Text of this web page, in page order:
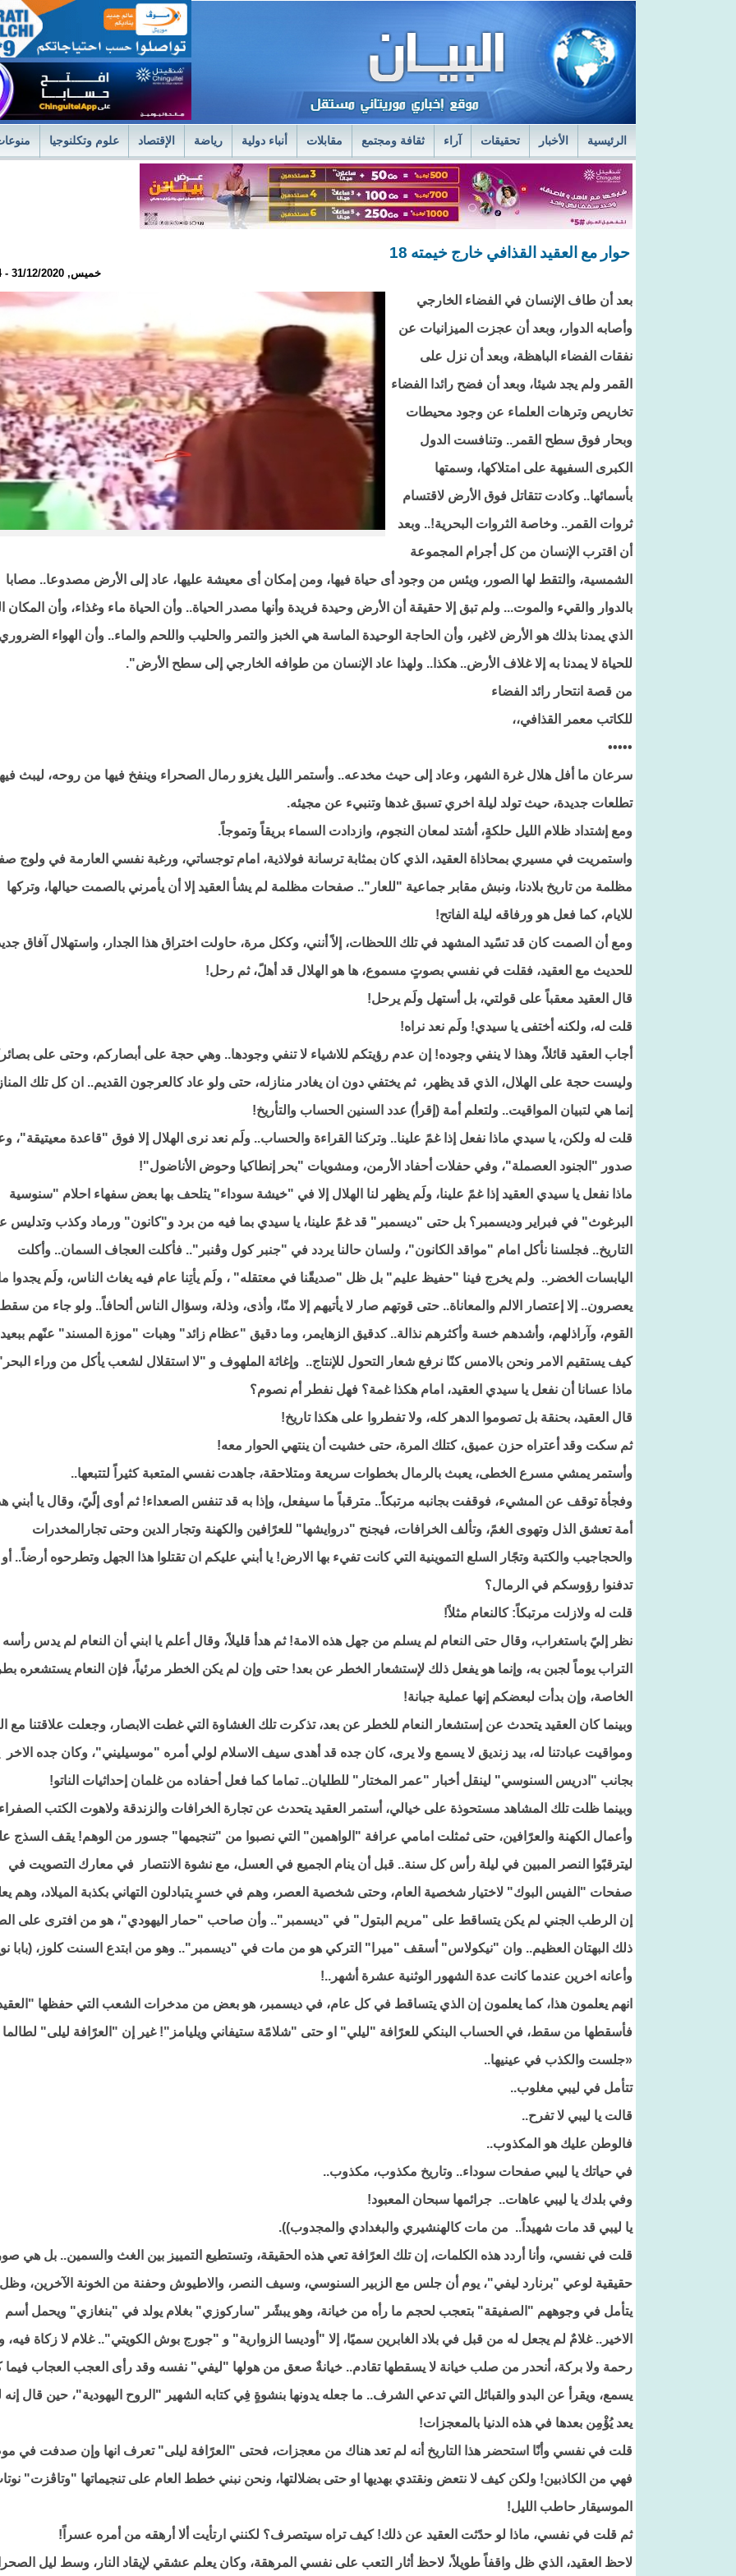
الرئيسية الأخبار تحقيقات آراء ثقافة ومجتمع مقابلات أنباء دولية رياضة الإقتصاد علوم وتكلنوجيا
السفير الروسي في نواكشوط يزور مركز الصحراء المستشفى العسكري بنواكشوط يعلن استئناف علاج حصى الكلى بتقنية الليزر
قائد أركان الجيوش يعاين الخدمات الطبية في المستشفى العسكري وزير الصحةً يترأس اجتماعا استثنائيا للديوان الموسع لتسليم
حوار مع العقيد القذافي خارج خيمته 18
خميس, 31/12/2020 - 22:34
بعد أن طاف الإنسان في الفضاء الخارجي
وأصابه الدوار، وبعد أن عجزت الميزانيات عن
نفقات الفضاء الباهظة، وبعد أن نزل على
القمر ولم يجد شيئا، وبعد أن فضح رائدا الفضاء
تخاريص وترهات العلماء عن وجود محيطات
وبحار فوق سطح القمر.. وتنافست الدول
الكبرى السفيهة على امتلاكها، وسمتها
بأسمائها.. وكادت تتقاتل فوق الأرض لاقتسام
ثروات القمر.. وخاصة الثروات البحرية!.. وبعد
أن اقترب الإنسان من كل أجرام المجموعة
الشمسية، والتقط لها الصور، ويئس من وجود أى حياة فيها، ومن إمكان أى معيشة عليها، عاد إلى الأرض مصدوعا.. مصابا
بالدوار والقيء والموت... ولم تبق إلا حقيقة أن الأرض وحيدة فريدة وأنها مصدر الحياة.. وأن الحياة ماء وغذاء، وأن المكان
الذي يمدنا بذلك هو الأرض لاغير، وأن الحاجة الوحيدة الماسة هي الخبز والتمر والحليب واللحم والماء.. وأن الهواء الضروري
للحياة لا يمدنا به إلا غلاف الأرض.. هكذا.. ولهذا عاد الإنسان من طوافه الخارجي إلى سطح الأرض".
من قصة انتحار رائد الفضاء
للكاتب معمر القذافي،،
•••••
سرعان ما أفل هلال غرة الشهر، وعاد إلى حيث مخدعه.. وأستمر الليل يغزو رمال الصحراء وينفخ فيها من روحه، ليبث
تطلعات جديدة، حيث تولد ليلة اخري تسبق غدها وتنبيء عن مجيئه.
ومع إشتداد ظلام الليل حلكةٍ، أشتد لمعان النجوم، وازدادت السماء بريقاً وتموجاً.
واستمريت في مسيري بمحاذاة العقيد، الذي كان بمثابة ترسانة فولاذية، امام توجساتي، ورغبة نفسي العارمة في ولوج
مظلمة من تاريخ بلادنا، ونبش مقابر جماعية "للعار".. صفحات مظلمة لم يشأ العقيد إلا أن يأمرني بالصمت حيالها، وتركها
للايام، كما فعل هو ورفاقه ليلة الفاتح!
ومع أن الصمت كان قد تسًيد المشهد في تلك اللحظات، إلاً أنني، وككل مرة، حاولت اختراق هذا الجدار، واستهلال آفاق
للحديث مع العقيد، فقلت في نفسي بصوتٍ مسموع، ها هو الهلال قد أهلً، ثم رحل!
قال العقيد معقباً على قولتي، بل أستهل ولَم يرحل!
قلت له، ولكنه أختفى يا سيدي! ولَم نعد نراه!
أجاب العقيد قائلاً، وهذا لا ينفي وجوده! إن عدم رؤيتكم للاشياء لا تنفي وجودها.. وهي حجة على أبصاركم، وحتى على
وليست حجة على الهلال، الذي قد يظهر، ثم يختفي دون ان يغادر منازله، حتى ولو عاد كالعرجون القديم.. ان كل تلك
إنما هي لتبيان المواقيت.. ولتعلم أمة (إقرأ) عدد السنين الحساب والتأريخ!
قلت له ولكن، يا سيدي ماذا نفعل إذا غمً علينا.. وتركنا القراءة والحساب.. ولَم نعد نرى الهلال إلا فوق "قاعدة معيتيقة"،
صدور "الجنود العصملة"، وفي حفلات أحفاد الأرمن، ومشويات "بحر إنطاكيا وحوض الأناضول"!
ماذا نفعل يا سيدي العقيد إذا غمً علينا، ولَم يظهر لنا الهلال إلا في "خيشة سوداء" يتلحف بها بعض سفهاء احلام "سنوسية
البرغوث" في فبراير وديسمبر؟ بل حتى "ديسمبر" قد غمً علينا، يا سيدي بما فيه من برد و"كانون" ورماد وكذب وتدليس
التاريخ.. فجلسنا نأكل امام "مواقد الكانون"، ولسان حالنا يردد في "جنبر كول وڤنبر".. فأكلت العجاف السمان.. وأكلت
اليابسات الخضر.. ولم يخرج فينا "حفيظ عليم" بل ظل "صديقًنا في معتقله" ، ولَم يأتِنا عام فيه يغاث الناس، ولَم يجدوا
يعصرون.. إلا إعتصار الالم والمعاناة.. حتى قوتهم صار لا يأتيهم إلا منًا، وأذى، وذلة، وسؤال الناس ألحافاً.. ولو جاء من
القوم، وآراذلهم، وأشدهم خسة وأكثرهم نذالة.. كدقيق الزهايمر، وما دقيق "عظام زائد" وهبات "موزة المسند" عنًهم
كيف يستقيم الامر ونحن بالامس كنًا نرفع شعار التحول للإنتاج.. وإغاثة الملهوف و "لا استقلال لشعب يأكل من وراء
ماذا عسانا أن نفعل يا سيدي العقيد، امام هكذا غمة؟ فهل نفطر أم نصوم؟
قال العقيد، بحنقة بل تصوموا الدهر كله، ولا تفطروا على هكذا تاريخ!
ثم سكت وقد أعتراه حزن عميق، كتلك المرة، حتى خشيت أن ينتهي الحوار معه!
وأستمر يمشي مسرع الخطى، يعبث بالرمال بخطوات سريعة ومتلاحقة، جاهدت نفسي المتعبة كثيراً لتتبعها..
وفجأة توقف عن المشيء، فوقفت بجانبه مرتبكاً.. مترقباً ما سيفعل، وإذا به قد تنفس الصعداء! ثم أوى إلًيً، وقال يا أبني
أمة تعشق الذل وتهوى الغمً، وتألف الخرافات، فيجنح "دروايشها" للعرًافين والكهنة وتجار الدين وحتى تجارالمخدرات
والحجاجيب والكتبة وتجًار السلع التموينية التي كانت تفيء بها الارض! يا أبني عليكم ان تقتلوا هذا الجهل وتطرحوه أرضاً.. أو
تدفنوا رؤوسكم في الرمال؟
قلت له ولازلت مرتبكاً: كالنعام مثلاً!
نظر إليً باستغراب، وقال حتى النعام لم يسلم من جهل هذه الامة! ثم هدأ قليلاً، وقال أعلم يا ابني أن النعام لم يدس
التراب يوماً لجبن به، وإنما هو يفعل ذلك لإستشعار الخطر عن بعد! حتى وإن لم يكن الخطر مرئياً، فإن النعام يستشعره
الخاصة، وإن بدأت لبعضكم إنها عملية جبانة!
وبينما كان العقيد يتحدث عن إستشعار النعام للخطر عن بعد، تذكرت تلك الغشاوة التي غطت الابصار، وجعلت علاقتنا مع
ومواقيت عبادتنا له، بيد زنديق لا يسمع ولا يرى، كان جده قد أهدى سيف الاسلام لولي أمره "موسيليني"، وكان جده
بجانب "ادريس السنوسي" لينقل أخبار "عمر المختار" للطليان.. تماما كما فعل أحفاده من غلمان إحداثيات الناتو!
وبينما ظلت تلك المشاهد مستحوذة على خيالي، أستمر العقيد يتحدث عن تجارة الخرافات والزندقة ولاهوت الكتب
وأعمال الكهنة والعرًافين، حتى ثمثلت امامي عرافة "الواهمين" التي نصبوا من "تنجيمها" جسور من الوهم! يقف السذج
ليترقبًوا النصر المبين في ليلة رأس كل سنة.. قبل أن ينام الجميع في العسل، مع نشوة الانتصار في معارك التصويت في
صفحات "الفيس البوك" لاختيار شخصية العام، وحتى شخصية العصر، وهم في خسرٍ يتبادلون التهاني بكذبة الميلاد، وهم
إن الرطب الجني لم يكن يتساقط على "مريم البتول" في "ديسمبر".. وأن صاحب "حمار اليهودي"، هو من افترى على
ذلك البهتان العظيم.. وان "نيكولاس" أسقف "ميرا" التركي هو من مات في "ديسمبر".. وهو من ابتدع السنت كلوز، (بابا
وأعانه اخرين عندما كانت عدة الشهور الوثنية عشرة أشهر..!
انهم يعلمون هذا، كما يعلمون إن الذي يتساقط في كل عام، في ديسمبر، هو بعض من مدخرات الشعب التي حفظها
فأسقطها من سقط، في الحساب البنكي للعرًافة "ليلي" او حتى "شلامًة ستيفاني ويليامز"! غير إن "العرًافة ليلى" لطالما
«جلست والكذب في عينيها..
تتأمل في ليبي مغلوب..
قالت يا ليبي لا تفرح..
فالوطن عليك هو المكذوب..
في حياتك يا ليبي صفحات سوداء.. وتاريخ مكذوب، مكذوب..
وفي بلدك يا ليبي عاهات.. جرائمها سبحان المعبود!
يا ليبي قد مات شهيداً.. من مات كالهنشيري والبغدادي والمجدوب)).
قلت في نفسي، وأنا أردد هذه الكلمات، إن تلك العرًافة تعي هذه الحقيقة، وتستطيع التمييز بين الغث والسمين.. بل هي
حقيقية لوعي "برنارد ليفي"، يوم أن جلس مع الزبير السنوسي، وسيف النصر، والاطيوش وحفنة من الخونة الآخرين، وظل
يتأمل في وجوههم "الصفيقة" بتعجب لحجم ما رأه من خيانة، وهو يبشًر "ساركوزي" بغلام يولد في "بنغازي" ويحمل أسم
الاخير.. غلامٌ لم يجعل له من قبل في بلاد الغابرين سميًا، إلا "أوديسا الزوارية" و "جورج بوش الكويتي".. غلام لا زكاة فيه،
رحمة ولا بركة، أنحدر من صلب خيانة لا يسقطها تقادم.. خيانةٌ صعق من هولها "ليفي" نفسه وقد رأى العجب العجاب فيما
يسمع، ويقرأ عن البدو والقبائل التي تدعي الشرف.. ما جعله يدونها بنشوةٍ فِي كتابه الشهير "الروح اليهودية"، حين قال إنه
يعد يُؤْمِن بعدها في هذه الدنيا بالمعجزات!
قلت في نفسي وأنًا استحضر هذا التاريخ أنه لم تعد هناك من معجزات، فحتى "العرًافة ليلى" تعرف انها وإن صدفت في
فهي من الكاذبين! ولكن كيف لا نتعض ونقتدي بهديها او حتى بضلالتها، ونحن نبني خطط العام على تنجيماتها "وتاڤزت"
الموسيقار حاطب الليل!
ثم قلت في نفسي، ماذا لو حدًثت العقيد عن ذلك! كيف تراه سيتصرف؟ لكنني ارتأيت ألا أرهقه من أمره عسراً!
لاحظ العقيد، الذي ظل واقفاً طويلاً، لاحظ أثار التعب على نفسي المرهقة، وكان يعلم عشقي لإيقاد النار، وسط ليل